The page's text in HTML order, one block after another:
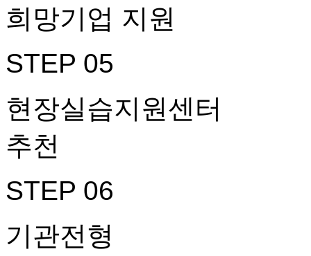
희망기업 지원
STEP 05
현장실습지원센터
추천
STEP 06
기관전형